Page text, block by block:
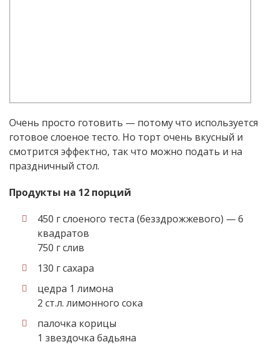
Очень просто готовить — потому что используется
готовое слоеное тесто. Но торт очень вкусный и
смотрится эффектно, так что можно подать и на
праздничный стол.
Продукты на 12 порций
450 г слоеного теста (безздрожжевого) — 6
квадратов
750 г слив
130 г сахара
цедра 1 лимона
2 ст.л. лимонного сока
палочка корицы
1 звездочка бадьяна